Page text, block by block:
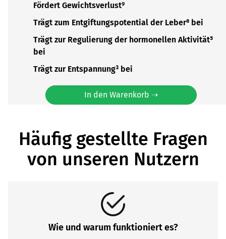
Fördert Gewichtsverlust⁹
Trägt zum Entgiftungspotential der Leber⁸ bei
Trägt zur Regulierung der hormonellen Aktivität⁵
bei
Trägt zur Entspannung³ bei
In den Warenkorb ➝
Häufig gestellte Fragen
von unseren Nutzern
Wie und warum funktioniert es?